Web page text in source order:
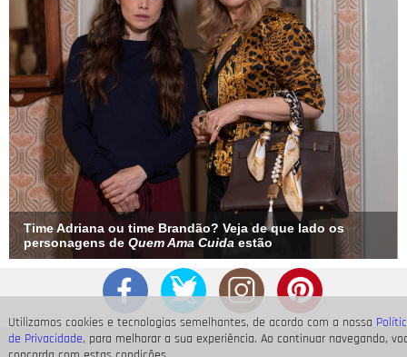
Utilizamos cookies e tecnologias semelhantes, de acordo com a nossa
de Privacidade, para melhorar a sua experiência. Ao continuar navegando,
Time Adriana ou time Brandão? Veja de que lado os
personagens de Quem Ama Cuida estão